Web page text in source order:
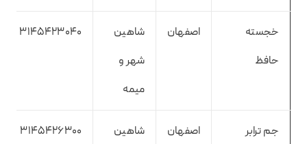
خجسته
حافظ
اصفهان
شاهین
شهر و
میمه
3145423040
جم ترابر
اصفهان
شاهین
3145426300